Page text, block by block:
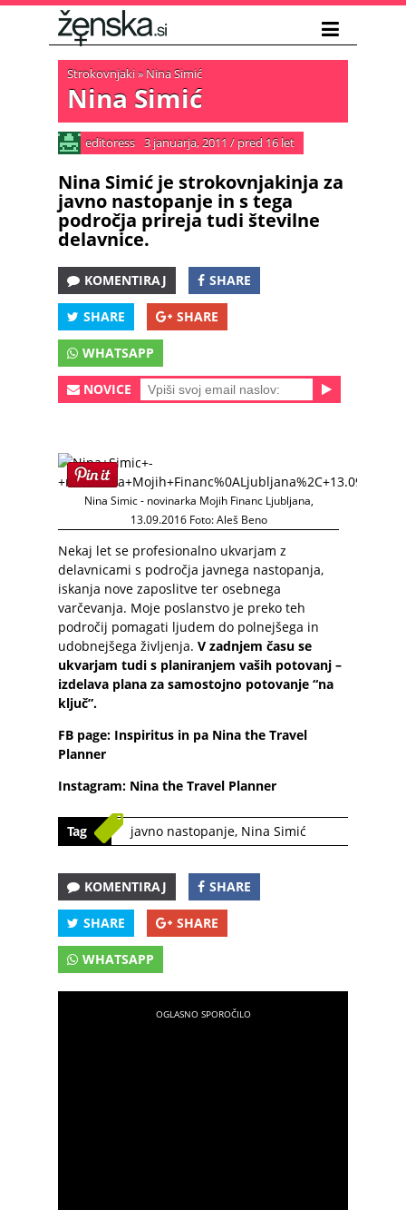
Strokovnjaki» Nina Simić
Nina Simić
editoress 3 januarja, 2011 / pred 16 let
Nina Simić je strokovnjakinja za
javno nastopanje in s tega
področja prireja tudi številne
delavnice.
KOMENTIRAJ SHARE
SHARE SHARE
WHATSAPP
NOVICE
Nina Simic - novinarka Mojih Financ Ljubljana,
13.09.2016 Foto: Aleš Beno
Nekaj let se profesionalno ukvarjam z
delavnicami s področja javnega nastopanja,
iskanja nove zaposlitve ter osebnega
varčevanja. Moje poslanstvo je preko teh
področij pomagati ljudem do polnejšega in
udobnejšega življenja. V zadnjem času se
ukvarjam tudi s planiranjem vaših potovanj –
izdelava plana za samostojno potovanje “na
ključ”.
FB page: Inspiritus in pa Nina the Travel
Planner
Instagram: Nina the Travel Planner
Tag javno nastopanje, Nina Simić
KOMENTIRAJ SHARE
SHARE SHARE
WHATSAPP